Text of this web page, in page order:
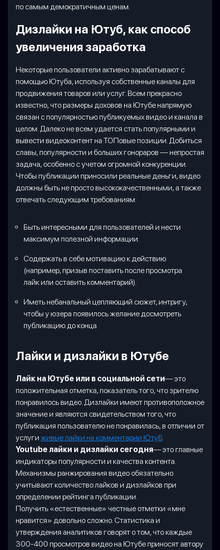
по самым демократичным ценам.
Дизлайки на Ютуб, как способ
увеличения заработка
Некоторые пользователи активно зарабатывают с
помощью Ютуба, используя собственные каналы для
продвижения товаров или услуг. Всем прекрасно
известно, что размеры доховов на Ютубе напрямую
связан с популярностью публикуемых видео и канала в
целом. Далеко не всем удается стать популярными и
вывести видеоконтент на ТОПовые позиции. Добиться
славы, популярности и больших гонораров — непростая
задача, особенно с учетом огромной конкуренции.
Чтобы публикации приносили реальные деньги, видео
должны быть не просто высококачественными, а также
отвечать следующим требованиям:
Быть интересными для пользователей и нести
максимум полезной информации.
Содержать в себе мотивацию к действию
(например, призыв поставить после просмотра
лайк или оставить комментарий).
Иметь небанальный цепляющий сюжет, интригу,
чтобы у юзера появилось желание досмотреть
публикацию до конца.
Лайки и дизлайки в Ютубе
Лайк на Ютубе или в социальной сети— это
положительная отметка, показатель того, что зрителю
понравилось видео. Дизлайки имеют противоположное
значение и являются свидетельством того, что
публикация пользователю не понравилась, в отличии от
услуги живые лайки на комментарии Ютуб.
Youtube лайки и дизлайки сегодня— это главные
индикаторы популярности и качества контента.
Механизмы ранжирования видео обязательно
учитывают количество лайков и дизлайков при
определении рейтинга публикации.
Получить «естественные» честные отметки «мне
нравится» довольно сложно. Статистика и
утверждения аналитиков говорят о том, что каждые
300-400 просмотров видео на Ютубе приносят автору